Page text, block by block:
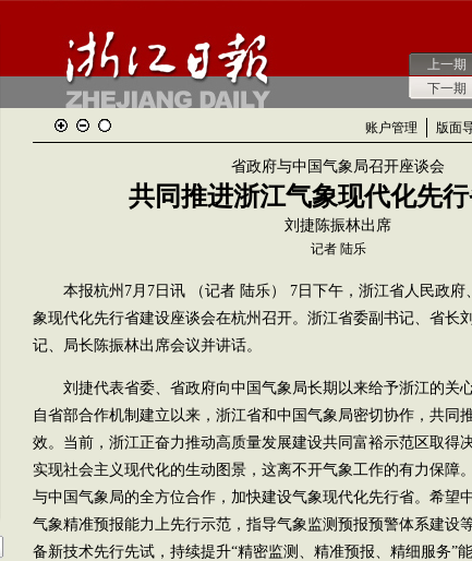
上一期
下一期
账户管理 版面
省政府与中国气象局召开座谈会
共同推进浙江气象现代化先
刘捷陈振林出席
记者 陆乐
本报杭州7月7日讯 （记者 陆乐） 7日下午，浙江省人民政府
象现代化先行省建设座谈会在杭州召开。浙江省委副书记、省长
记、局长陈振林出席会议并讲话。
刘捷代表省委、省政府向中国气象局长期以来给予浙江的关心
自省部合作机制建立以来，浙江省和中国气象局密切协作，共同
效。当前，浙江正奋力推动高质量发展建设共同富裕示范区取得
实现社会主义现代化的生动图景，这离不开气象工作的有力保障
与中国气象局的全方位合作，加快建设气象现代化先行省。希望
气象精准预报能力上先行示范，指导气象监测预报预警体系建设
备新技术先行先试，持续提升“精密监测、精准预报、精细服务”